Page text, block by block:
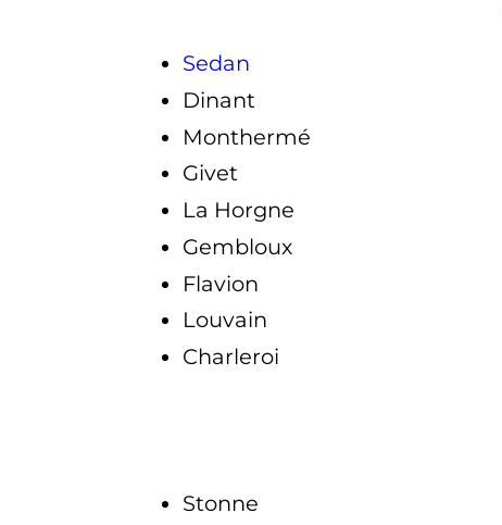
Sedan
Dinant
Monthermé
Givet
La Horgne
Gembloux
Flavion
Louvain
Charleroi
Stonne